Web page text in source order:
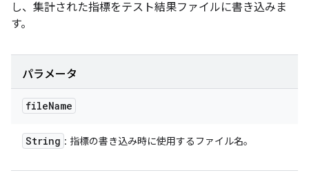
し、集計された指標をテスト結果ファイルに書き込みま
す。
パラメータ
fileName
String : 指標の書き込み時に使用するファイル名。